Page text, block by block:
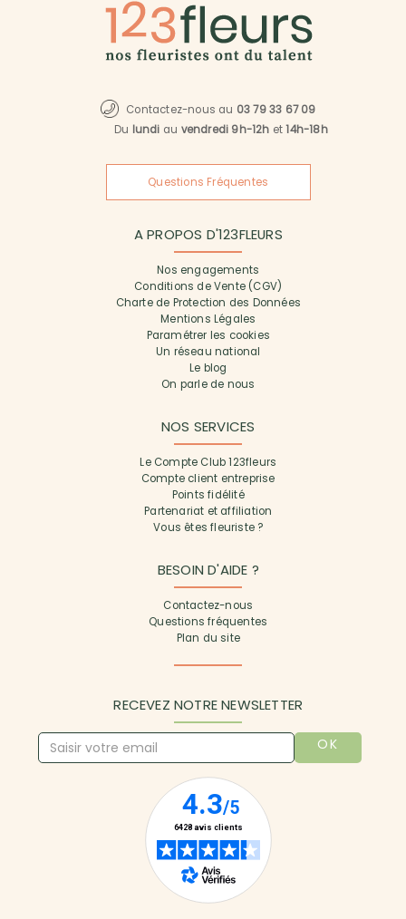
Contactez-nous au 03 79 33 67 09
Du lundi au vendredi 9h-12h et14h-18h
Questions Fréquentes
A PROPOS D'123FLEURS
Nos engagements
Conditions de Vente (CGV)
Charte de Protection des Données
Mentions Légales
Paramétrer les cookies
Un réseau national
Le blog
On parle de nous
NOS SERVICES
Le Compte Club 123fleurs
Compte client entreprise
Points fidélité
Partenariat et affiliation
Vous êtes fleuriste ?
BESOIN D'AIDE ?
Contactez-nous
Questions fréquentes
Plan du site
RECEVEZ NOTRE NEWSLETTER
OK